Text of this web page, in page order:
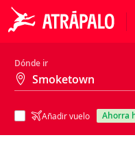
Dónde ir
Añadir vuelo ahorra